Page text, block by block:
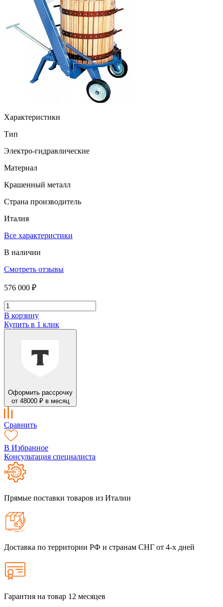
Характеристики
Тип
Электро-гидравлические
Материал
Крашенный металл
Страна производитель
Италия
Все характеристики
В наличии
Смотреть отзывы
576 000 ₽
В корзину
Купить в 1 клик
Оформить рассрочку
от 48000 ₽ в месяц
Сравнить
В Избранное
Консультация специалиста
Прямые поставки товаров из Италии
Доставка по территории РФ и странам СНГ от 4-х дней
Гарантия на товар 12 месяцев